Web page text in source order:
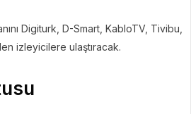
Digiturk, D-Smart, KabloTV, Tivibu,
izleyicilere ulaştıracak.